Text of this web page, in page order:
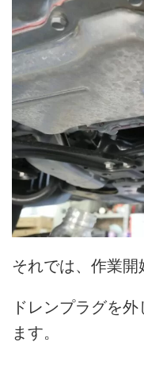
それでは、作業開
ドレンプラグを
ます。